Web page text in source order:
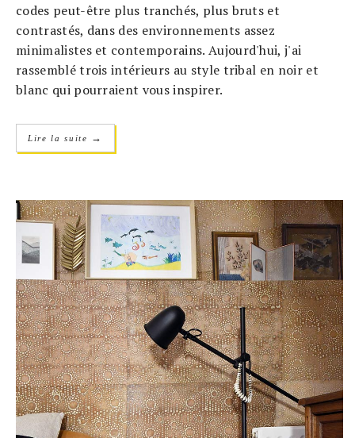
codes peut-être plus tranchés, plus bruts et
contrastés, dans des environnements assez
minimalistes et contemporains. Aujourd'hui, j'ai
rassemblé trois intérieurs au style tribal en noir et
blanc qui pourraient vous inspirer.
Lire la suite →